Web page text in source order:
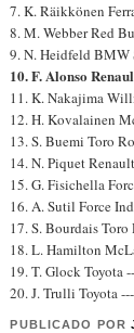
7. K. Räikkönen
8. M. Webber Red
9. N. Heidfeld BMW
10. F. Alonso
11. K. Nakajima
12. H. Kovalainen
13. S. Buemi Toro
14. N. Piquet
15. G. Fisichella
16. A. Sutil Force
17. S. Bourdais
18. L. Hamilton
19. T. Glock Toyota
20. J. Trulli Toyota
PUBLICADO POR